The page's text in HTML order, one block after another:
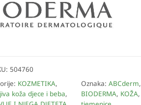
504760
KOZMETIKA,
koža djece i beba,
Oznaka: ABCderm,
BIODERMA, KOŽA,